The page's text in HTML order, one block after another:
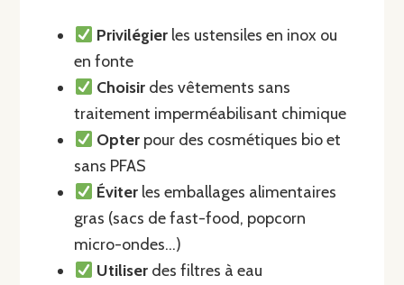
Privilégierles ustensiles en inox ou
en fonte
Choisirdes vêtements sans
traitement imperméabilisant chimique
Opterpour des cosmétiques bio et
sans PFAS
Éviterles emballages alimentaires
gras (sacs de fast-food, popcorn
micro-ondes…)
Utiliserdes filtres à eau